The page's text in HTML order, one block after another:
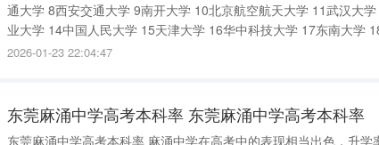
通大学 8西安交通大学 9南开大学 10北京航空航天大学 11武汉大
业大学 14中国人民大学 15天津大学 16华中科技大学 17东南大学
中山大学 中国排名前五十的大学是?中国排名前五十的大学 1清华
2026-01-23 22:04:47
东莞麻涌中学高考本科率 东莞麻涌中学高考本科率
东莞麻涌中学高考本科率 麻涌中学在高考中的表现相当出色，升